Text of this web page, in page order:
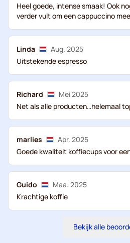
Heel goede, intense smaak! Ook
verder vult om een cappuccino
Linda
Aug. 2025
Uitstekende espresso
Richard
Mei 2025
Net als alle producten…helemaal
marlies
Apr. 2025
Goede kwaliteit koffiecups voor
Guido
Maa. 2025
Krachtige koffie
Bekijk alle